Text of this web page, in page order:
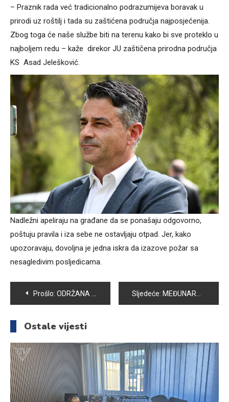
– Praznik rada već tradicionalno podrazumijeva boravak u
prirodi uz roštilj i tada su zaštićena područja najposjećenija.
Zbog toga će naše službe biti na terenu kako bi sve proteklo u
najboljem redu – kaže direkor JU zaštičena prirodna područja
KS Asad Jelešković.
Nadležni apeliraju na građane da se ponašaju odgovorno,
poštuju pravila i iza sebe ne ostavljaju otpad. Jer, kako
upozoravaju, dovoljna je jedna iskra da izazove požar sa
nesagledivim posljedicama.
Navigacija
članaka
Prošlo: ODRŽANA 17. REDOVNA SJEDNICA OPĆINSKOG VIJEĆA VOGOŠĆA Sljedeće: MEĐUNARODNI DAN ODGOJA BEZ BATINA
Ostale vijesti